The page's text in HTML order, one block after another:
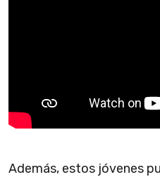
Además, estos jóvenes